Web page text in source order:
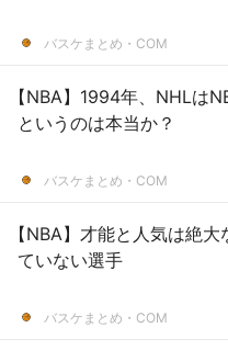
バスケまとめ・COM
【NBA】1994年、NHLは
というのは本当か？
バスケまとめ・COM
【NBA】才能と人気は絶
ていない選手
バスケまとめ・COM